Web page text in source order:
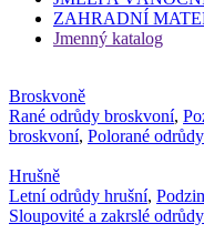
ZAHRADNÍ
Jmenný katalog
Broskvoně
Rané odrůdy broskvoní,
broskvoní, Polorané
Hrušně
Letní odrůdy hrušní,
Sloupovité a zakrslé